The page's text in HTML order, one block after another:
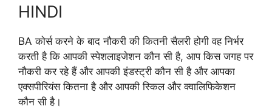
HINDI
BA कोर्स करने के बाद नौकरी की कितनी सैलरी होगी वह निर्भर
करती है कि आपकी स्पेशलाइजेशन कौन सी है, आप किस जगह पर
नौकरी कर रहे हैं और आपकी इंडस्ट्री कौन सी है और आपका
एक्सपीरियंस कितना है और आपकी स्किल और क्वालिफिकेशन
कौन सी है।